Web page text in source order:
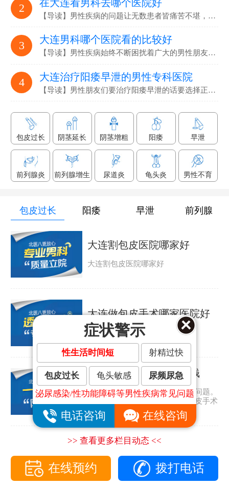
2 在大连看男科去哪个医院好
【导读】男性疾病的问题让无数患者皆痛苦不堪，要选…
3 大连男科哪个医院看的比较好
【导读】男性疾病始终不断困扰着广大的男性朋友们，解决男性疾病…
4 大连治疗阳痿早泄的男性专科医院
【导读】男性朋友们要治疗阳痿早泄的话要选择正规专业的男科医院…
包皮过长 阴茎延长 阴茎增粗 阳痿 早泄
前列腺炎 前列腺增生 尿道炎 龟头炎 男性不育
包皮过长 阳痿 早泄 前列腺
大连割包皮医院哪家好
大连割包皮医院哪家好
大连做包皮手术哪家医院好
大连做包皮手术哪家医院好
大连割包皮手术要多少钱
包皮过长是许多男人都会遇到的问题。
那包皮怎么会太长呢？大连割包皮手术
要多少钱？...
>> 查看更多栏目动态 <<
在线预约 拨打电话
症状警示
性生活时间短 射精过快
包皮过长 龟头敏感
尿频尿急
泌尿感染/性功能障碍等男性疾病常见问题
电话咨询 在线咨询